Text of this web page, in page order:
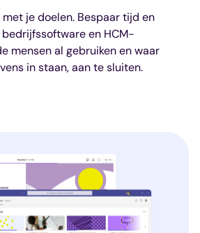
je doelen. Bespaar tijd en
en HCM-
mensen al gebruiken en waar
in staan, aan te sluiten.